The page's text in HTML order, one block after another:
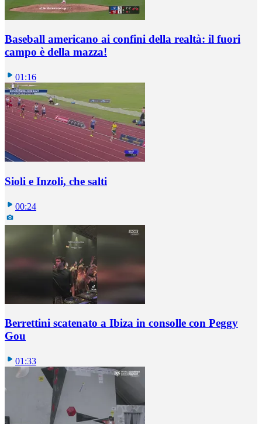
Baseball americano ai confini della realtà: il fuori
campo è della mazza!
01:16
Sioli e Inzoli, che salti
00:24
Berrettini scatenato a Ibiza in consolle con Peggy
Gou
01:33